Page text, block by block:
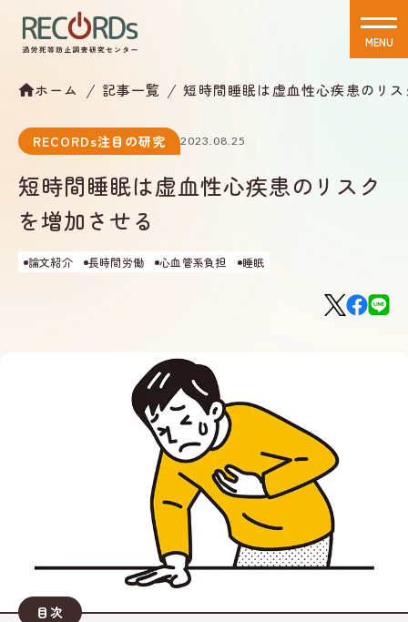
MENU
ホーム 記事一覧 短時間睡眠は虚血性心疾患のリ
RECORDs注目の研究 2023.08.25
短時間睡眠は虚血性心疾患のリスク
を増加させる
論文紹介 長時間労働 心血管系負担 睡眠
目次